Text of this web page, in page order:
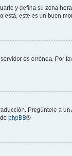
y defina su zona
está, este es un buen
es errónea. Por
Pregúntele a
phpBB®